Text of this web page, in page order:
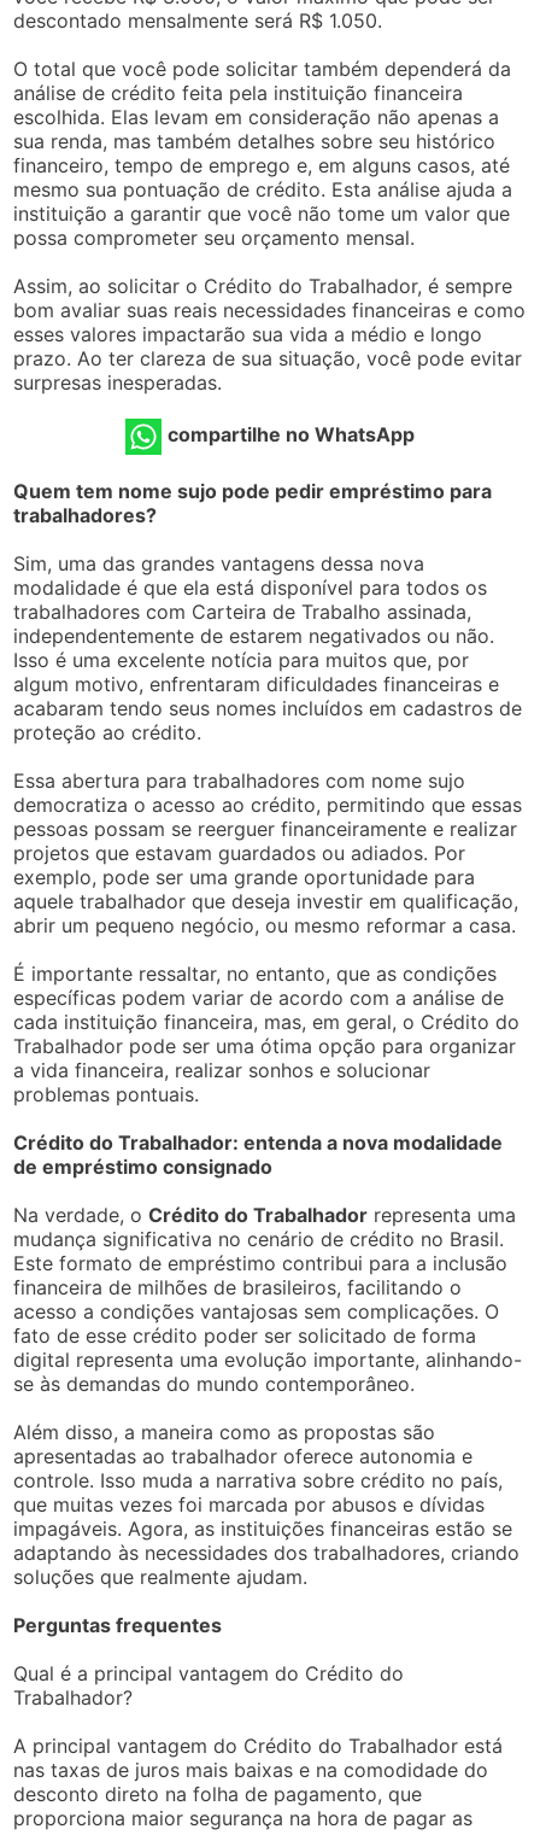
descontado mensalmente será R$ 1.050.
O total que você pode solicitar também dependerá da
análise de crédito feita pela instituição financeira
escolhida. Elas levam em consideração não apenas a
sua renda, mas também detalhes sobre seu histórico
financeiro, tempo de emprego e, em alguns casos, até
mesmo sua pontuação de crédito. Esta análise ajuda a
instituição a garantir que você não tome um valor que
possa comprometer seu orçamento mensal.
Assim, ao solicitar o Crédito do Trabalhador, é sempre
bom avaliar suas reais necessidades financeiras e como
esses valores impactarão sua vida a médio e longo
prazo. Ao ter clareza de sua situação, você pode evitar
surpresas inesperadas.
compartilhe no WhatsApp
Quem tem nome sujo pode pedir empréstimo para
trabalhadores?
Sim, uma das grandes vantagens dessa nova
modalidade é que ela está disponível para todos os
trabalhadores com Carteira de Trabalho assinada,
independentemente de estarem negativados ou não.
Isso é uma excelente notícia para muitos que, por
algum motivo, enfrentaram dificuldades financeiras e
acabaram tendo seus nomes incluídos em cadastros de
proteção ao crédito.
Essa abertura para trabalhadores com nome sujo
democratiza o acesso ao crédito, permitindo que essas
pessoas possam se reerguer financeiramente e realizar
projetos que estavam guardados ou adiados. Por
exemplo, pode ser uma grande oportunidade para
aquele trabalhador que deseja investir em qualificação,
abrir um pequeno negócio, ou mesmo reformar a casa.
É importante ressaltar, no entanto, que as condições
específicas podem variar de acordo com a análise de
cada instituição financeira, mas, em geral, o Crédito do
Trabalhador pode ser uma ótima opção para organizar
a vida financeira, realizar sonhos e solucionar
problemas pontuais.
Crédito do Trabalhador: entenda a nova modalidade
de empréstimo consignado
Na verdade, oCrédito do Trabalhador representa uma
mudança significativa no cenário de crédito no Brasil.
Este formato de empréstimo contribui para a inclusão
financeira de milhões de brasileiros, facilitando o
acesso a condições vantajosas sem complicações. O
fato de esse crédito poder ser solicitado de forma
digital representa uma evolução importante, alinhando-
se às demandas do mundo contemporâneo.
Além disso, a maneira como as propostas são
apresentadas ao trabalhador oferece autonomia e
controle. Isso muda a narrativa sobre crédito no país,
que muitas vezes foi marcada por abusos e dívidas
impagáveis. Agora, as instituições financeiras estão se
adaptando às necessidades dos trabalhadores, criando
soluções que realmente ajudam.
Perguntas frequentes
Qual é a principal vantagem do Crédito do
Trabalhador?
A principal vantagem do Crédito do Trabalhador está
nas taxas de juros mais baixas e na comodidade do
desconto direto na folha de pagamento, que
proporciona maior segurança na hora de pagar as